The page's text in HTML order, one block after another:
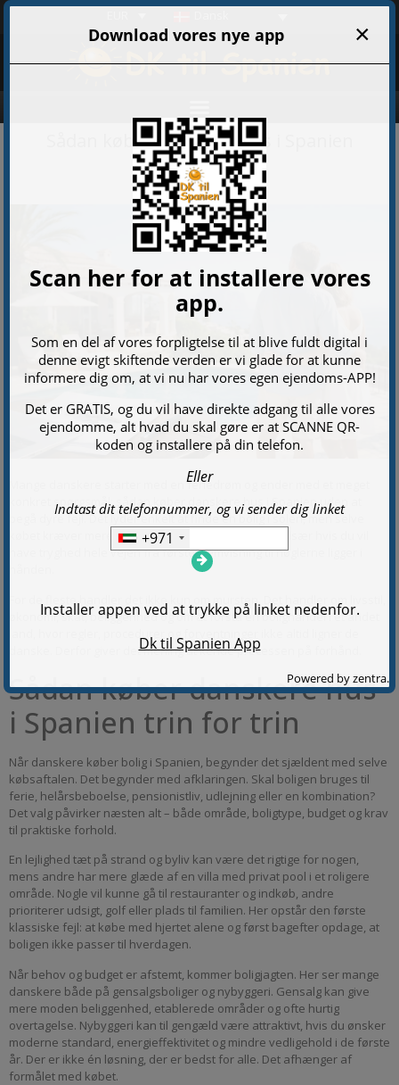
Sådan køber danskere hus i Spanien
18-05-2026 01:42
Mange danskere starter med en feriedrøm og ender med et meget
konkret spørgsmål: sådan køber danskere hus i Spanien uden at
begå dyre fejl. Det lyder enkelt at finde en bolig i solen, men selve
købet kræver mere end en god mavefornemmelse. Især hvis du vil
have tryghed hele vejen fra første fremvisning til nøglerne ligger i
For de fleste handler det ikke kun om mursten. Det handler om livsstil,
økonomi, skat, beliggenhed og om at forstå en bolighandel i et andet
land, hvor regler, procedurer og forventninger ikke altid ligner de
danske. Derfor giver det mening at kende processen på forhånd.
Sådan køber danskere hus
i Spanien trin for trin
Når danskere køber bolig i Spanien, begynder det sjældent med selve
købsaftalen. Det begynder med afklaringen. Skal boligen bruges til
ferie, helårsbeboelse, pensionistliv, udlejning eller en kombination?
Det valg påvirker næsten alt – både område, boligtype, budget og krav
til praktiske forhold.
En lejlighed tæt på strand og byliv kan være det rigtige for nogen,
mens andre har mere glæde af en villa med privat pool i et roligere
område. Nogle vil kunne gå til restauranter og indkøb, andre
prioriterer udsigt, golf eller plads til familien. Her opstår den første
klassiske fejl: at købe med hjertet alene og først bagefter opdage, at
boligen ikke passer til hverdagen.
Når behov og budget er afstemt, kommer boligjagten. Her ser mange
danskere både på gensalgsboliger og nybyggeri. Gensalg kan give
mere moden beliggenhed, etablerede områder og ofte hurtig
overtagelse. Nybyggeri kan til gengæld være attraktivt, hvis du ønsker
moderne standard, energieffektivitet og mindre vedligehold i de første
år. Der er ikke én løsning, der er bedst for alle. Det afhænger af
formålet med købet.